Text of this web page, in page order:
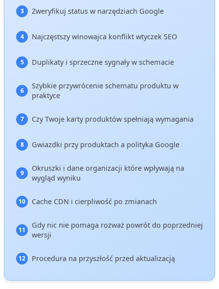
Zweryfikuj status w narzędziach Google
Najczęstszy winowajca konflikt wtyczek SEO
Duplikaty i sprzeczne sygnały w schemacie
Szybkie przywrócenie schematu produktu w
praktyce
Czy Twoje karty produktów spełniają wymagania
Gwiazdki przy produktach a polityka Google
Okruszki i dane organizacji które wpływają na
wygląd wyniku
Cache CDN i cierpliwość po zmianach
Gdy nic nie pomaga rozważ powrót do poprzedniej
wersji
Procedura na przyszłość przed aktualizacją